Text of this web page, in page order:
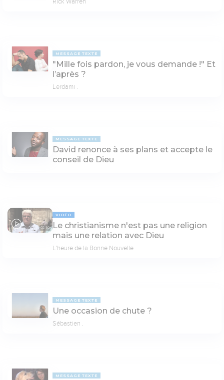
MESSAGE TEXTE
"Mille fois pardon, je vous demande !" Et
l’après ?
Lerdami .
MESSAGE TEXTE
David renonce à ses plans et accepte le
conseil de Dieu
02:50
VIDÉO
Le christianisme n'est pas une religion
mais une relation avec Dieu
L'heure de la Bonne Nouvelle
MESSAGE TEXTE
Une occasion de chute ?
Sébastien .
MESSAGE TEXTE